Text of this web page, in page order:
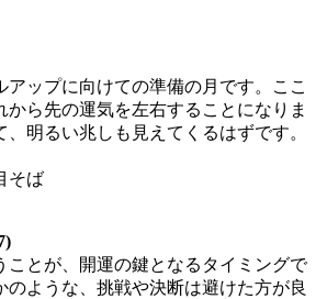
アップに向けての準備の月です。ここ
から先の運気を左右することになりま
明るい兆しも見えてくるはずです。
ば
ことが、開運の鍵となるタイミングで
のような、挑戦や決断は避けた方が良